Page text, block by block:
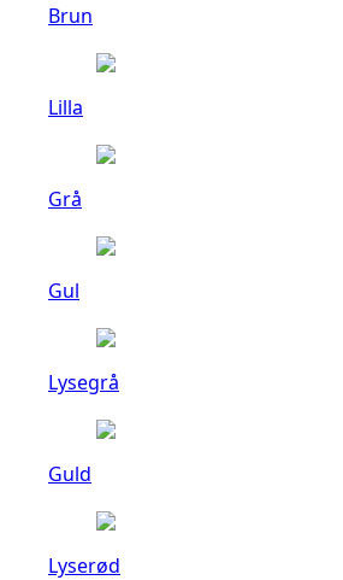
Brun
Lilla
Grå
Gul
Lysegrå
Guld
Lyserød